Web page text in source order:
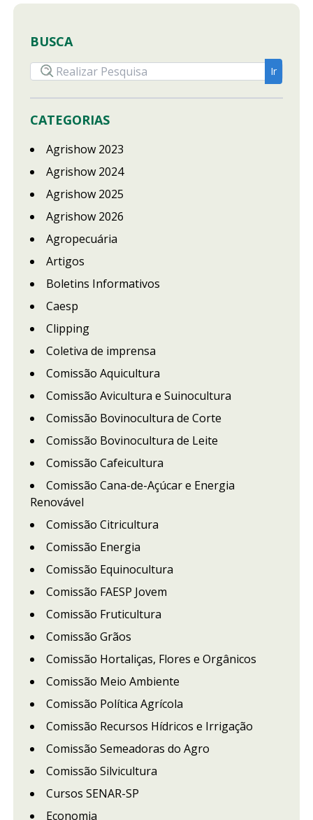
BUSCA
CATEGORIAS
Agrishow 2023
Agrishow 2024
Agrishow 2025
Agrishow 2026
Agropecuária
Artigos
Boletins Informativos
Caesp
Clipping
Coletiva de imprensa
Comissão Aquicultura
Comissão Avicultura e Suinocultura
Comissão Bovinocultura de Corte
Comissão Bovinocultura de Leite
Comissão Cafeicultura
Comissão Cana-de-Açúcar e Energia
Renovável
Comissão Citricultura
Comissão Energia
Comissão Equinocultura
Comissão FAESP Jovem
Comissão Fruticultura
Comissão Grãos
Comissão Hortaliças, Flores e Orgânicos
Comissão Meio Ambiente
Comissão Política Agrícola
Comissão Recursos Hídricos e Irrigação
Comissão Semeadoras do Agro
Comissão Silvicultura
Cursos SENAR-SP
Economia